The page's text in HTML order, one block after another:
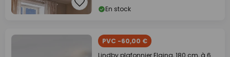
En stock
PVC -60,00 €
Lindby plafonnier Elaina, 180 cm, à 6